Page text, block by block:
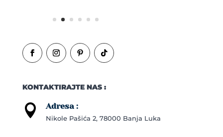
KONTAKTIRAJTE NAS :
 Adresa :
Nikole Pašića 2, 78000 Banja Luka